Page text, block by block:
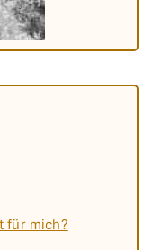
für mich?